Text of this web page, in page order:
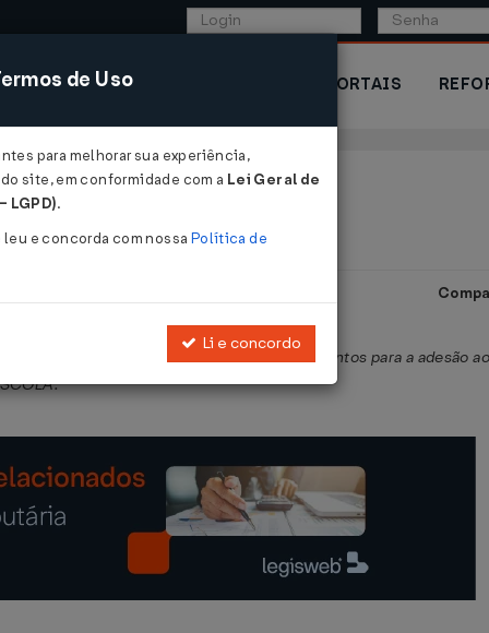
COMÉRCIO EXTERIOR PORTAIS
2 de 18/04/2008
os procedimentos e aprova os instrumentos para a adesão
de Uso
para melhorar sua experiência,
site, em conformidade com a Lei Geral de
LGPD).
e concorda com nossa Política de
Li e concordo